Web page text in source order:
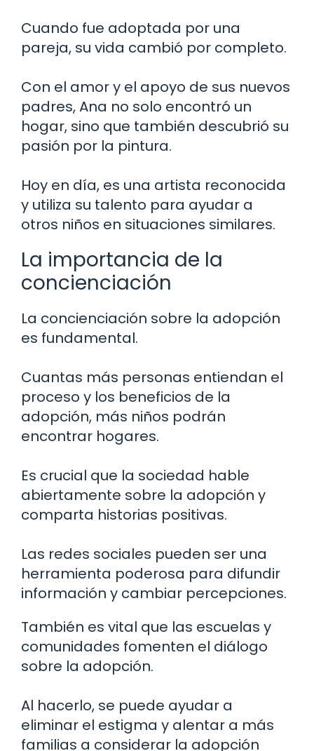
Cuando fue adoptada por una
pareja, su vida cambió por completo.
Con el amor y el apoyo de sus nuevos
padres, Ana no solo encontró un
hogar, sino que también descubrió su
pasión por la pintura.
Hoy en día, es una artista reconocida
y utiliza su talento para ayudar a
otros niños en situaciones similares.
La importancia de la
concienciación
La concienciación sobre la adopción
es fundamental.
Cuantas más personas entiendan el
proceso y los beneficios de la
adopción, más niños podrán
encontrar hogares.
Es crucial que la sociedad hable
abiertamente sobre la adopción y
comparta historias positivas.
Las redes sociales pueden ser una
herramienta poderosa para difundir
información y cambiar percepciones.
También es vital que las escuelas y
comunidades fomenten el diálogo
sobre la adopción.
Al hacerlo, se puede ayudar a
eliminar el estigma y alentar a más
familias a considerar la adopción